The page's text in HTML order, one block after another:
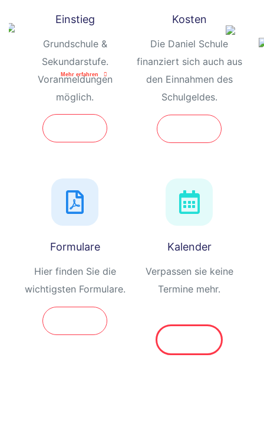
Daniel Schule
ich
hin!
Mehr erfahren
Einstieg
Grundschule &
Sekundarstufe.
Voranmeldungen
möglich.
Kosten
Die Daniel Schule
finanziert sich auch aus
den Einnahmen des
Schulgeldes.
Formulare
Hier finden Sie die
wichtigsten Formulare.
Kalender
Verpassen sie keine
Termine mehr.